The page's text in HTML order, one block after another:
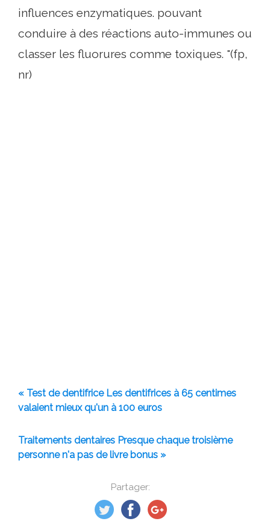
Partager:
influences enzymatiques. pouvant
conduire à des réactions auto-immunes ou
classer les fluorures comme toxiques. "(fp,
nr)
« Test de dentifrice Les dentifrices à 65 centimes
valaient mieux qu'un à 100 euros
Traitements dentaires Presque chaque troisième
personne n'a pas de livre bonus »